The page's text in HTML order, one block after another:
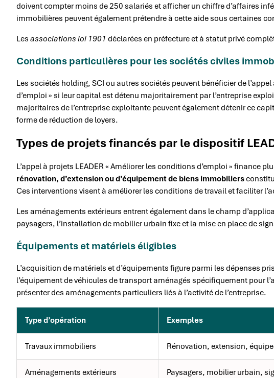
doivent compter moins de 250 salariés et afficher un chiffre d’affaires
immobilières peuvent également prétendre à cette aide sous certaines
Les associations loi 1901 déclarées en préfecture et à statut privé
Conditions particulières pour les sociétés civiles
Les sociétés holding, SCI ou autres sociétés peuvent bénéficier de
d’emploi » si leur capital est détenu majoritairement par l’entreprise
majoritaires de l’entreprise exploitante peuvent également détenir ce
forme de réduction de loyers.
Types de projets financés par le dispositif
L’appel à projets LEADER « Améliorer les conditions d’emploi » finance
rénovation, d’extension ou d’équipement de biens immobiliers
Ces interventions visent à améliorer les conditions de travail et faciliter
Les aménagements extérieurs entrent également dans le champ
paysagers, l’installation de mobilier urbain fixe et la mise en place de
Équipements et matériels éligibles
L’acquisition de matériels et d’équipements figure parmi les dépenses
l’équipement de véhicules de transport aménagés spécifiquement pour
présenter des aménagements particuliers liés à l’activité de l’entreprise.
Type d’opération Exemples
Travaux immobiliers Rénovation, extension,
Aménagements extérieurs Paysagers, mobilier urbain,